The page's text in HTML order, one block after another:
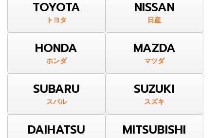
TOYOTA
トヨタ
NISSAN
日産
HONDA
ホンダ
MAZDA
マツダ
SUBARU
スバル
SUZUKI
スズキ
DAIHATSU MITSUBISHI